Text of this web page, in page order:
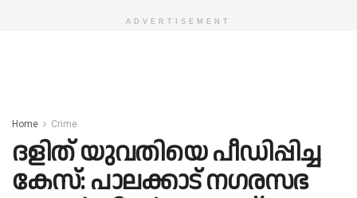
ADVERTISEMENT
Home Crime
ദളിത് യുവതിയെ പീഡിപ്പിച്ച
കേസ്: പാലക്കാട് നഗരസഭ